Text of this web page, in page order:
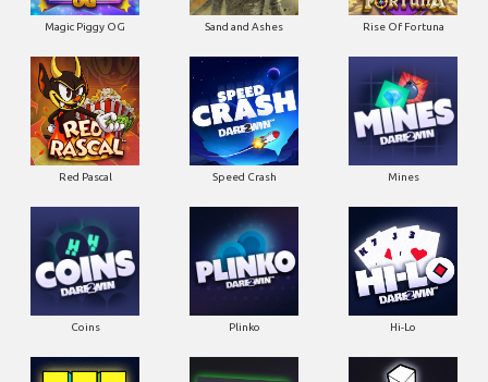
Magic Piggy OG Sand and Ashes Rise Of Fortuna
Red Pascal Speed Crash Mines
Coins Plinko Hi-Lo